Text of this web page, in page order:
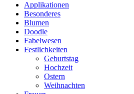
Applikationen
Besonderes
Blumen
Doodle
Fabelwesen
Festlichkeiten
Geburtstag
Hochzeit
Ostern
Weihnachten